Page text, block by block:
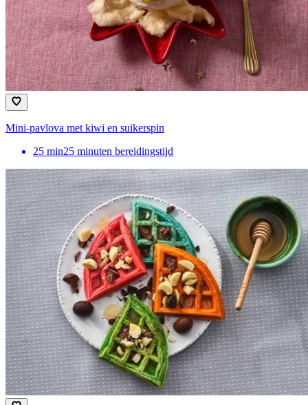
Mini-pavlova met kiwi en suikerspin
25 min25 minuten bereidingstijd